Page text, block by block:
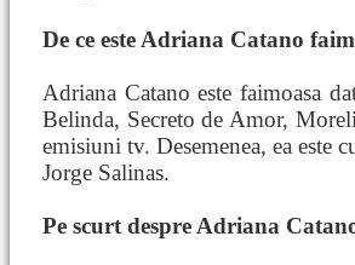
De ce este Adriana Catano
Adriana Catano este faimoasa
Belinda, Secreto de Amor,
emisiuni tv. Desemenea, ea este
Jorge Salinas.
Pe scurt despre Adriana